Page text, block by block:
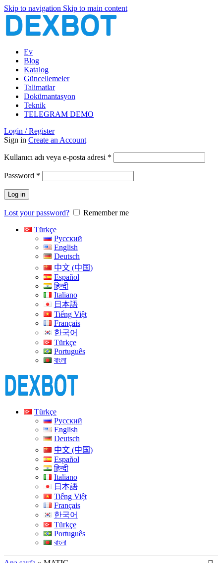
Skip to navigation Skip to main content
Ev
Blog
Katalog
Güncellemeler
Talimatlar
Dokümantasyon
Teknik
TELEGRAM DEMO
Login / Register
Sign in Create an Account
Kullanıcı adı veya e-posta adresi *
Password *
Log in
Lost your password?
Remember me
Türkçe
Русский
English
Deutsch
中文 (中国)
Español
हिन्दी
Italiano
日本語
Tiếng Việt
Français
한국어
Türkçe
Português
বাংলা
Türkçe
Русский
English
Deutsch
中文 (中国)
Español
हिन्दी
Italiano
日本語
Tiếng Việt
Français
한국어
Türkçe
Português
বাংলা